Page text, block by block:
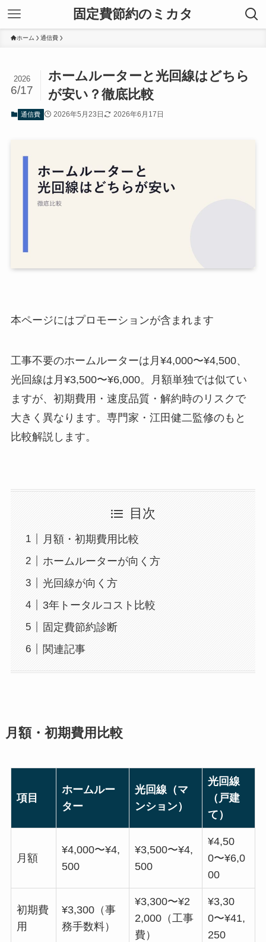
固定費節約のミカタ
ホーム 通信費
ホームルーターと光回線はどちら
が安い？徹底比較
2026
6/17
通信費 2026年5月23日 2026年6月17日
本ページにはプロモーションが含まれます
工事不要のホームルーターは月¥4,000〜¥4,500、
光回線は月¥3,500〜¥6,000。月額単独では似てい
ますが、初期費用・速度品質・解約時のリスクで
大きく異なります。専門家・江田健二監修のもと
比較解説します。
目次
月額・初期費用比較
ホームルーターが向く方
光回線が向く方
3年トータルコスト比較
固定費節約診断
関連記事
月額・初期費用比較
項目
ホームルー
ター
光回線（マ
ンション）
光回線
（戸建
て）
月額
¥4,000〜¥4,
500
¥3,500〜¥4,
500
¥4,50
0〜¥6,0
00
初期費
用
¥3,300（事
務手数料）
¥3,300〜¥2
2,000（工事
費）
¥3,30
0〜¥41,
250